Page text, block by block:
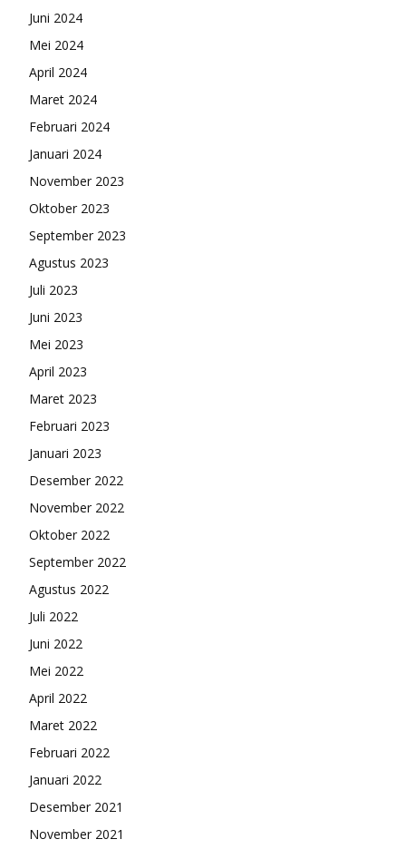
Juni 2024
Mei 2024
April 2024
Maret 2024
Februari 2024
Januari 2024
November 2023
Oktober 2023
September 2023
Agustus 2023
Juli 2023
Juni 2023
Mei 2023
April 2023
Maret 2023
Februari 2023
Januari 2023
Desember 2022
November 2022
Oktober 2022
September 2022
Agustus 2022
Juli 2022
Juni 2022
Mei 2022
April 2022
Maret 2022
Februari 2022
Januari 2022
Desember 2021
November 2021